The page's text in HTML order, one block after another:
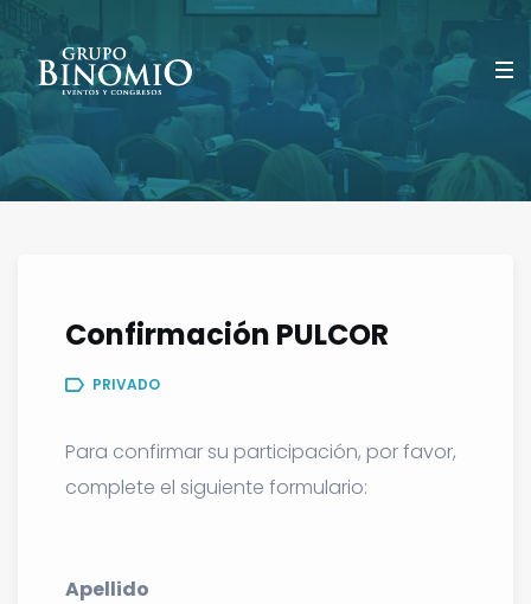
Confirmación PULCOR
PRIVADO
Para confirmar su participación, por favor,
complete el siguiente formulario:
Apellido